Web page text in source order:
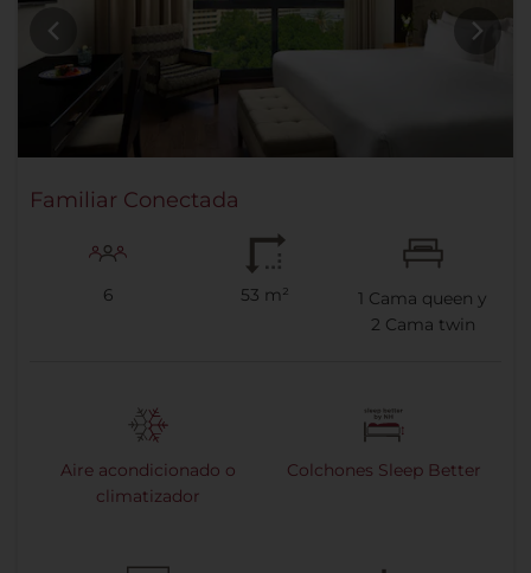
Familiar Conectada
6 53 m² 1 Cama queen y
2 Cama twin
Aire acondicionado o
climatizador
Colchones Sleep Better